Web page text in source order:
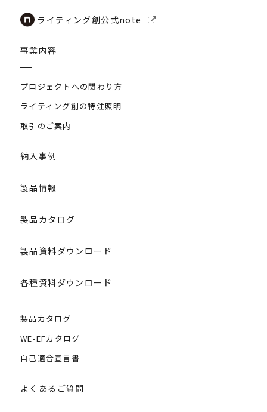
ライティング創公式note
事業内容
プロジェクトへの関わり方
ライティング創の特注照明
取引のご案内
納入事例
製品情報
製品カタログ
製品資料ダウンロード
各種資料ダウンロード
製品カタログ
WE-EFカタログ
自己適合宣言書
よくあるご質問